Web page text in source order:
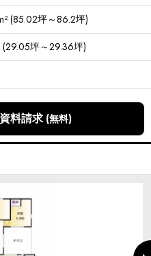
(85.02坪～86.2坪)
(29.05坪～29.36坪)
料請求 (無料)